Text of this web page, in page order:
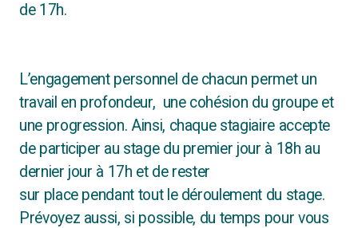
de 17h.
L’engagement personnel de chacun permet un
travail en profondeur, une cohésion du groupe et
une progression. Ainsi, chaque stagiaire accepte
de participer au stage du premier jour à 18h au
dernier jour à 17h et de rester
sur place pendant tout le déroulement du stage.
Prévoyez aussi, si possible, du temps pour vous